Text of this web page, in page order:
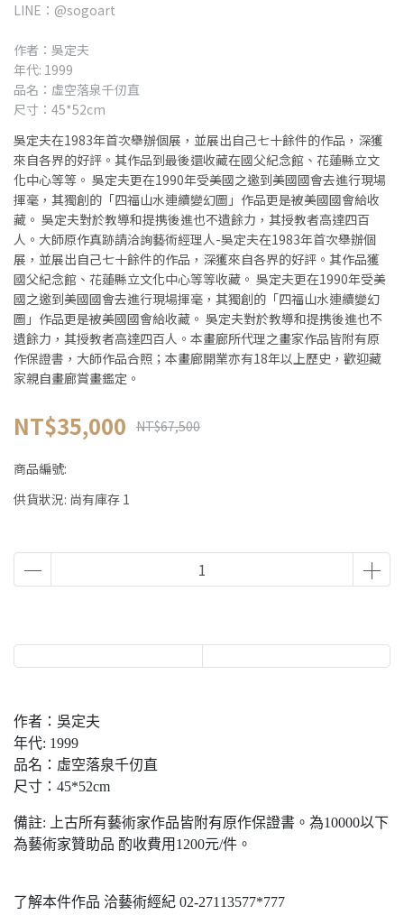
LINE：@sogoart
作者：吳定夫
年代: 1999
品名：虛空落泉千仞直
尺寸：45*52cm
吳定夫在1983年首次舉辦個展，並展出自己七十餘件的作品，深獲
來自各界的好評。其作品到最後還收藏在國父紀念館、花蓮縣立文
化中心等等。 吳定夫更在1990年受美國之邀到美國國會去進行現場
揮毫，其獨創的「四福山水連續變幻圖」作品更是被美國國會給收
藏。 吳定夫對於教導和提携後進也不遺餘力，其授教者高達四百
人。大師原作真跡請洽詢藝術經理人-吳定夫在1983年首次舉辦個
展，並展出自己七十餘件的作品，深獲來自各界的好評。其作品獲
國父紀念館、花蓮縣立文化中心等等收藏。 吳定夫更在1990年受美
國之邀到美國國會去進行現場揮毫，其獨創的「四福山水連續變幻
圖」作品更是被美國國會給收藏。 吳定夫對於教導和提携後進也不
遺餘力，其授教者高達四百人。本畫廊所代理之畫家作品皆附有原
作保證書，大師作品合照；本畫廊開業亦有18年以上歷史，歡迎藏
家親自畫廊賞畫鑑定。
NT$35,000 NT$67,500
商品編號:
供貨狀況: 尚有庫存 1
作者：吳定夫
年代: 1999
品名：虛空落泉千仞直
尺寸：45*52cm
備註: 上古所有藝術家作品皆附有原作保證書。為10000以下
為藝術家贊助品 酌收費用1200元/件。
了解本件作品 洽藝術經紀 02-27113577*777